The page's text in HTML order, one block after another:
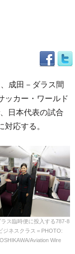
成田－ダラス間
ッカー・ワールド
日本代表の試合
応する。
ス臨時便に投入する787-8
ジネスクラス＝PHOTO:
Aviation Wire